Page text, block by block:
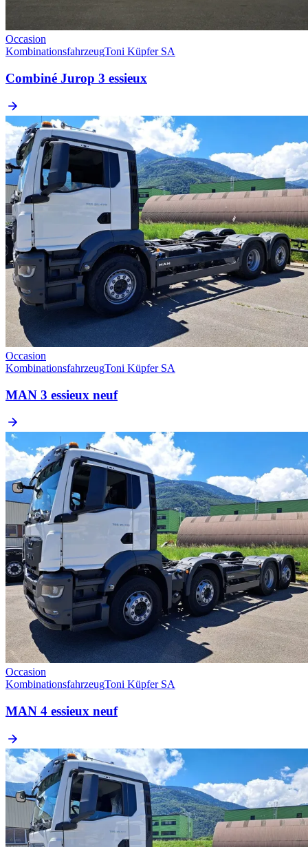
Occasion
KombinationsfahrzeugToni Küpfer SA
Combiné Jurop 3 essieux
Occasion
KombinationsfahrzeugToni Küpfer SA
MAN 3 essieux neuf
Occasion
KombinationsfahrzeugToni Küpfer SA
MAN 4 essieux neuf